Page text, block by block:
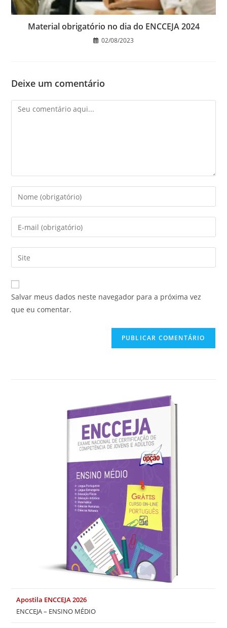
Material obrigatório no dia do ENCCEJA 2024
02/08/2023
Deixe um comentário
Comentário
Digite
seu
nome
ou
de
usuário
para
comentar
Digite
seu
endereço
de
mail
para
comentar
Digite
o
URL
do
site
Salvar meus dados neste navegador para a próxima vez
que eu comentar.
Apostila ENCCEJA 2026
ENCCEJA – ENSINO MÉDIO